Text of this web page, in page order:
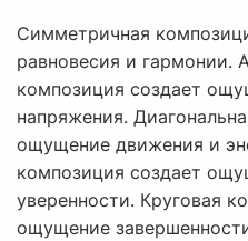
Симметричная
равновесия и гармонии.
композиция создает
напряжения.
ощущение движения и
композиция создает
уверенности. Круговая
ощущение